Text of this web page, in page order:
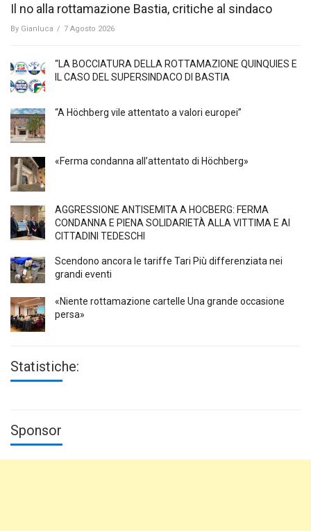
Il no alla rottamazione Bastia, critiche al sindaco
By Gianluca / 7 Agosto 2026
“LA BOCCIATURA DELLA ROTTAMAZIONE QUINQUIES E
IL CASO DEL SUPERSINDACO DI BASTIA
“A Höchberg vile attentato a valori europei”
«Ferma condanna all’attentato di Höchberg»
AGGRESSIONE ANTISEMITA A HÖCBERG: FERMA
CONDANNA E PIENA SOLIDARIETÀ ALLA VITTIMA E AI
CITTADINI TEDESCHI
Scendono ancora le tariffe Tari Più differenziata nei
grandi eventi
«Niente rottamazione cartelle Una grande occasione
persa»
Statistiche:
Sponsor